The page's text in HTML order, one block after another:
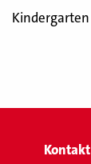
Kindergarten
Kontakt